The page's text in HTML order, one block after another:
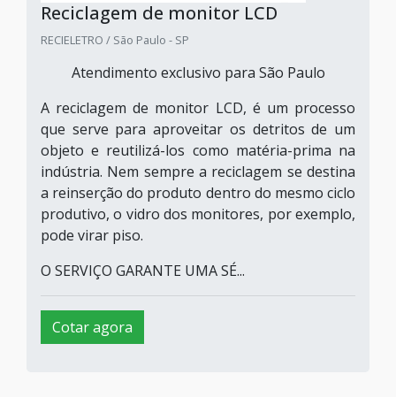
Reciclagem de monitor LCD
RECIELETRO / São Paulo - SP
Atendimento exclusivo para São Paulo
A reciclagem de monitor LCD, é um processo
que serve para aproveitar os detritos de um
objeto e reutilizá-los como matéria-prima na
indústria. Nem sempre a reciclagem se destina
a reinserção do produto dentro do mesmo ciclo
produtivo, o vidro dos monitores, por exemplo,
pode virar piso.
O SERVIÇO GARANTE UMA SÉ...
Cotar agora